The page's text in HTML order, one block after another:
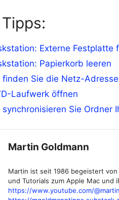
Externe Festplatte
Papierkorb leeren
finden Sie die Netz-
Laufwerk öffnen
synchronisieren Sie Ordner
Martin Goldmann
Martin ist seit 1986 begeistert
und Tutorials zum Apple Mac und
https://www.youtube.com/